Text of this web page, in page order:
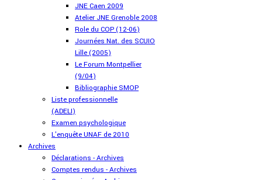
JNE Caen 2009
Atelier JNE Grenoble 2008
Role du COP (12-06)
Journées Nat. des SCUIO
Lille (2005)
Le Forum Montpellier
(9/04)
Bibliographie SMOP
Liste professionnelle
(ADELI)
Examen psychologique
L'enquête UNAF de 2010
Archives
Déclarations - Archives
Comptes rendus - Archives